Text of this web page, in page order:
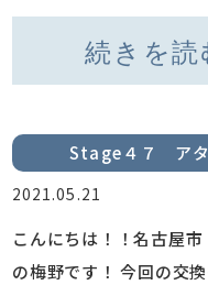
続きを読
Stage４７ アタ
2021.05.21
こんにちは！！名古
の梅野です！ 今回の交